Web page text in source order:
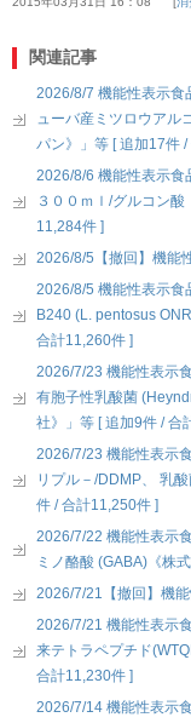
関連記事
2026/8/7 機能性表示
ューバ産ミツロウアル
パン》」等 [ 追加17件
2026/8/6 機能性表示食
３００ｍｌ/グルコン
11,284件 ]
2026/8/5【撤回】機能
2026/8/5 機能性表示食
B240 (L. pentosus
合計11,260件 ]
2026/7/23 機能性表示
有胞子性乳酸菌
社》」等 [ 追加9件 / 合
2026/7/23 機能性表示
リプル－/DDMP、 乳
件 / 合計11,250件 ]
2026/7/22 機能性表示
ミノ酪酸 (GABA)《株
2026/7/21【撤回】機
2026/7/21 機能性表示
来テトラペプチド
合計11,230件 ]
2026/7/14 機能性表示